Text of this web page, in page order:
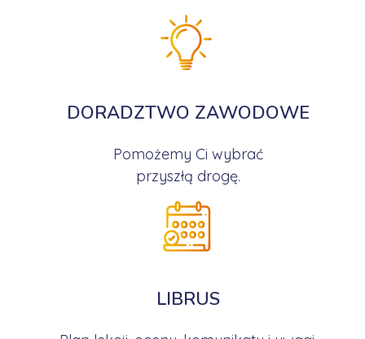
DORADZTWO ZAWODOWE
Pomożemy Ci wybrać
przyszłą drogę.
LIBRUS